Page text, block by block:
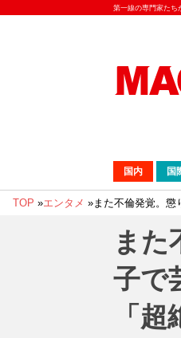
第一線の専門家たち
国内 国
TOP »エンタメ »また不倫発覚。懲
また
子で
「